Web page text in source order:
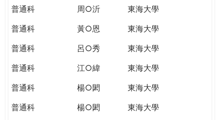
普通科
周○沂
東海大學
普通科
黃○恩
東海大學
普通科
呂○秀
東海大學
普通科
江○緯
東海大學
普通科
楊○閎
東海大學
普通科
楊○閎
東海大學